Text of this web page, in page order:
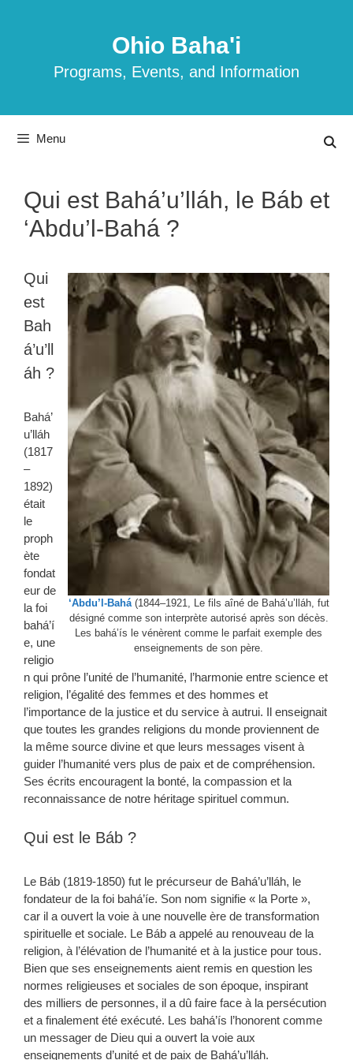
Ohio Baha'i
Programs, Events, and Information
Menu
Qui est Bahá’u’lláh, le Báb et
‘Abdu’l-Bahá ?
‘Abdu’l-Bahá(1844–1921, Le fils aîné de Bahá’u’lláh, fut
désigné comme son interprète autorisé après son décès.
Les bahá’ís le vénèrent comme le parfait exemple des
enseignements de son père.
Qui
est
Bah
á’u’ll
áh ?
Bahá’
u’lláh
(1817
–
1892)
était
le
proph
ète
fondat
eur de
la foi
bahá’í
e, une
religio
n qui prône l’unité de l’humanité, l’harmonie entre science et
religion, l’égalité des femmes et des hommes et
l’importance de la justice et du service à autrui. Il enseignait
que toutes les grandes religions du monde proviennent de
la même source divine et que leurs messages visent à
guider l’humanité vers plus de paix et de compréhension.
Ses écrits encouragent la bonté, la compassion et la
reconnaissance de notre héritage spirituel commun.
Qui est le Báb ?
Le Báb (1819-1850) fut le précurseur de Bahá’u’lláh, le
fondateur de la foi bahá’íe. Son nom signifie « la Porte »,
car il a ouvert la voie à une nouvelle ère de transformation
spirituelle et sociale. Le Báb a appelé au renouveau de la
religion, à l’élévation de l’humanité et à la justice pour tous.
Bien que ses enseignements aient remis en question les
normes religieuses et sociales de son époque, inspirant
des milliers de personnes, il a dû faire face à la persécution
et a finalement été exécuté. Les bahá’ís l’honorent comme
un messager de Dieu qui a ouvert la voie aux
enseignements d’unité et de paix de Bahá’u’lláh.